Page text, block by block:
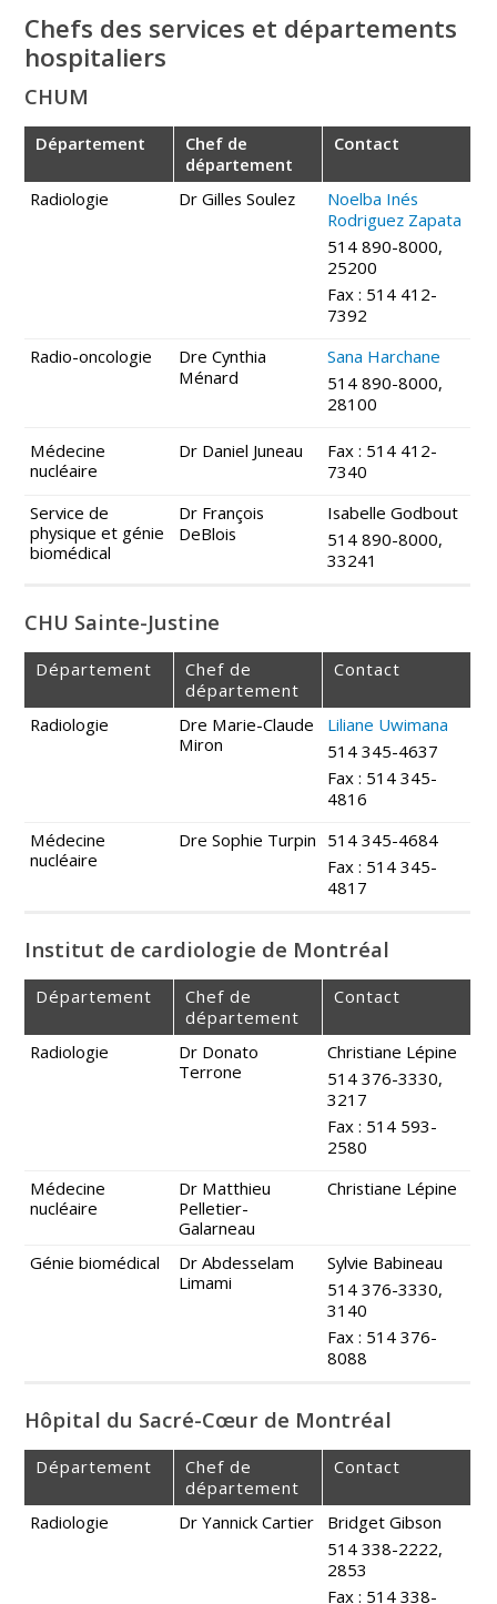
Chefs des services et départements
hospitaliers
CHUM
Département
Chef de
département
Contact
Radiologie Dr Gilles Soulez
Noelba Inés
Rodriguez Zapata
514 890-8000,
25200
Fax : 514 412-
7392
Radio-oncologie
Dre Cynthia
Ménard
Sana Harchane
514 890-8000,
28100
Médecine
nucléaire
Dr Daniel Juneau
Fax : 514 412-
7340
Service de
physique et génie
biomédical
Dr François
DeBlois
Isabelle Godbout
514 890-8000,
33241
CHU Sainte-Justine
Département
Chef de
département
Contact
Radiologie
Dre Marie-Claude
Miron
Liliane Uwimana
514 345-4637
Fax : 514 345-
4816
Médecine
nucléaire
Dre Sophie Turpin 514 345-4684
Fax : 514 345-
4817
Institut de cardiologie de Montréal
Département
Chef de
département
Contact
Radiologie
Dr Donato
Terrone
Christiane Lépine
514 376-3330,
3217
Fax : 514 593-
2580
Médecine
nucléaire
Dr Matthieu
Pelletier-
Galarneau
Christiane Lépine
Génie biomédical
Dr Abdesselam
Limami
Sylvie Babineau
514 376-3330,
3140
Fax : 514 376-
8088
Hôpital du Sacré-Cœur de Montréal
Département
Chef de
département
Contact
Radiologie Dr Yannick Cartier
Bridget Gibson
514 338-2222,
2853
Fax : 514 338-